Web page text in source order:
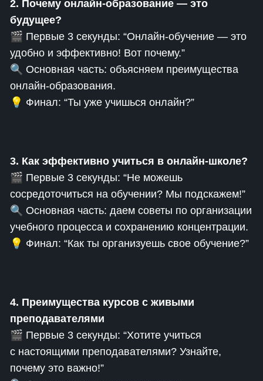
2. Почему онлайн-образование — это
будущее?
🎬 Первые 3 секунды: “Онлайн-обучение — это
удобно и эффективно! Вот почему.”
🔍 Основная часть: объясняем преимущества
онлайн-образования.
💡 Финал: “Ты уже учишься онлайн?”
3. Как эффективно учиться в онлайн-школе?
🎬 Первые 3 секунды: “Не можешь
сосредоточиться на обучении? Мы подскажем!”
🔍 Основная часть: даем советы по организации
учебного процесса и сохранению концентрации.
💡 Финал: “Как ты организуешь свое обучение?”
4. Преимущества курсов с живыми
преподавателями
🎬 Первые 3 секунды: “Хотите учиться
с настоящими преподавателями? Узнайте,
почему это важно!”